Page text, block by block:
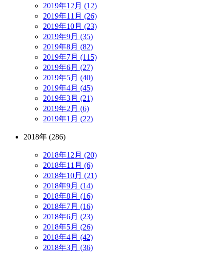
2019年12月 (12)
2019年11月 (26)
2019年10月 (23)
2019年9月 (35)
2019年8月 (82)
2019年7月 (115)
2019年6月 (27)
2019年5月 (40)
2019年4月 (45)
2019年3月 (21)
2019年2月 (6)
2019年1月 (22)
2018年 (286)
2018年12月 (20)
2018年11月 (6)
2018年10月 (21)
2018年9月 (14)
2018年8月 (16)
2018年7月 (16)
2018年6月 (23)
2018年5月 (26)
2018年4月 (42)
2018年3月 (36)